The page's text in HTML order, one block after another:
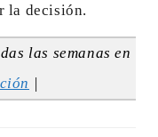
la decisión.
las semanas en